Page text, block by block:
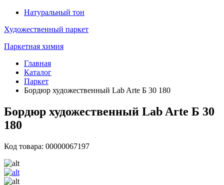
Натуральный тон
Художественный паркет
Паркетная химия
Главная
Каталог
Паркет
Бордюр художественный Lab Arte Б 30 180
Бордюр художественный Lab Arte Б 30
180
Код товара: 00000067197